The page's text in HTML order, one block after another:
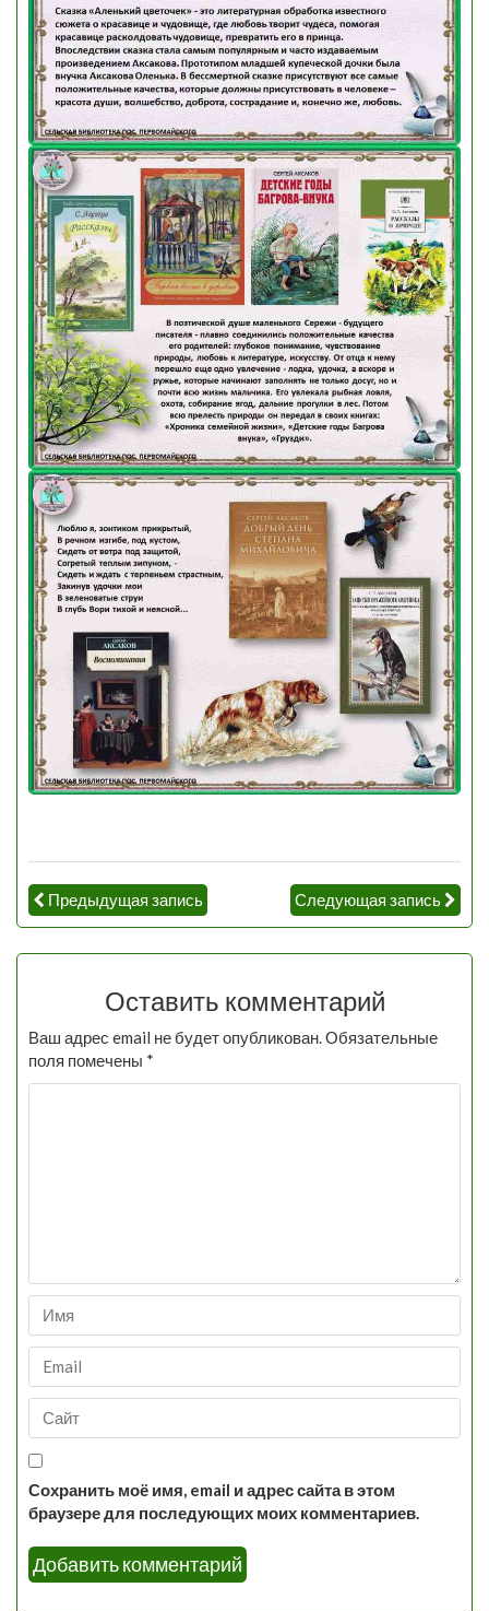
Предыдущая запись Следующая запись
Оставить комментарий
Ваш адрес email не будет опубликован.Обязательные
поля помечены *
Сохранить моё имя, email и адрес сайта в этом
браузере для последующих моих комментариев.